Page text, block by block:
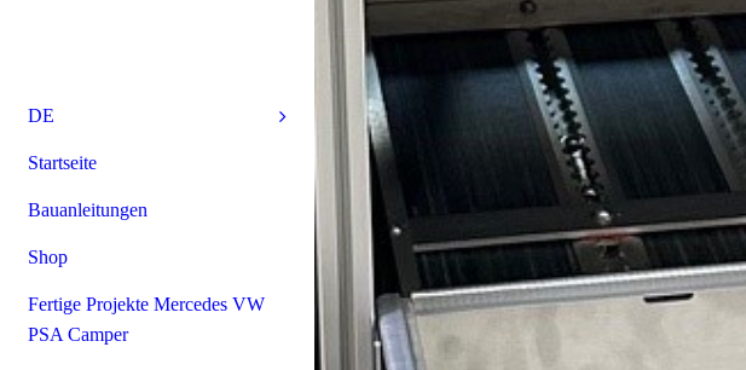
DE
Startseite
Bauanleitungen
Shop
Fertige Projekte Mercedes VW
PSA Camper